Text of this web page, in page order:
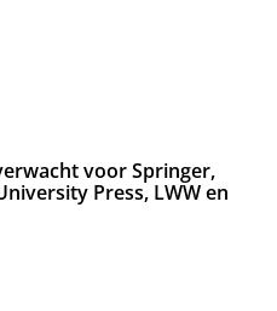
voor Springer,
Press, LWW en